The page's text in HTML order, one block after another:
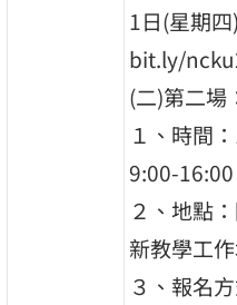
1日(星期
bit.ly/
(二)第二場
１、時間
9:00-16:00
２、地點
新教學工
３、報名